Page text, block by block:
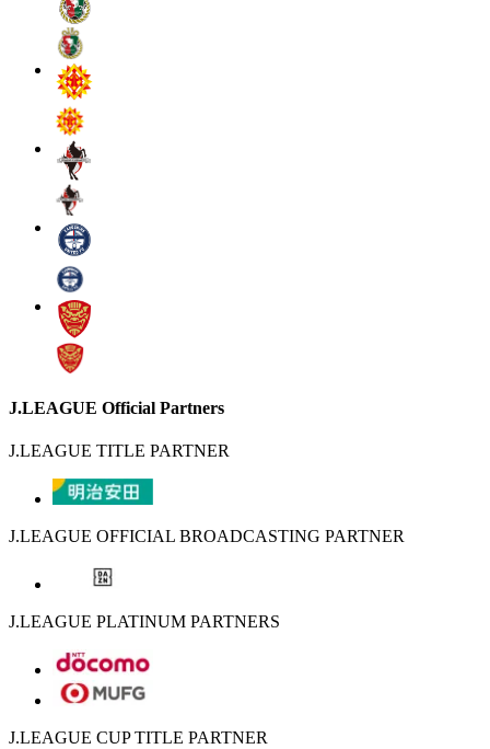
J.LEAGUE Official Partners
J.LEAGUE TITLE PARTNER
J.LEAGUE OFFICIAL BROADCASTING PARTNER
J.LEAGUE PLATINUM PARTNERS
J.LEAGUE CUP TITLE PARTNER